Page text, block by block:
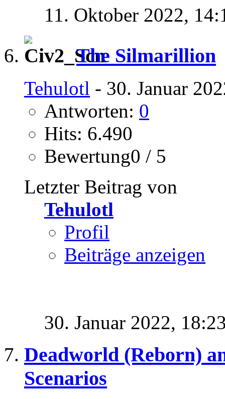
11. Oktober 2022,
The Silmarillion
Tehulotl - 30. Januar
Antworten: 0
Hits: 6.490
Bewertung0 / 5
Letzter Beitrag von
Tehulotl
Profil
Beiträge anzeigen
30. Januar 2022,
Deadworld (Reborn)
Scenarios